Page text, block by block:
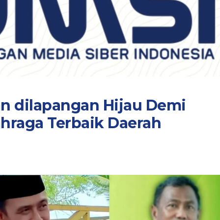
dilapangan Hijau Demi
Terbaik Daerah